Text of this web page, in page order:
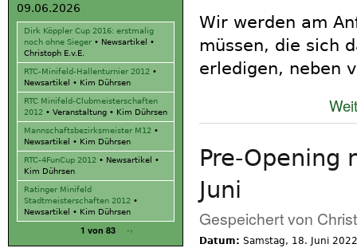
09.06.2026
Dirk Köppler Cup 2016: erstmalig
noch ohne Sieger • Newsartikel
•
Christoph E.v.E.
RTC-Minifeld-Hallenturnier 2012 •
Newsartikel
• Kim Dührsen
RTC Minifeld-Clubmeisterschaften
2012 • Veranstaltung • Kim Dührsen
Mannschaftsbezirksmeister M12 •
Newsartikel
• Kim Dührsen
RTC-4FunCup 2012 • Newsartikel
•
Kim Dührsen
Ratinger Minifeld
Stadtmeisterschaften 2012 •
Newsartikel
• Kim Dührsen
1 von 83 -›
Wir werden am
müssen, die sich
erledigen, neben
Pre-Opening
Juni
Gespeichert von
Datum: Samstag, 18. Juni 2022